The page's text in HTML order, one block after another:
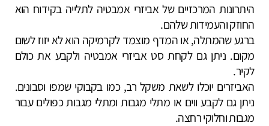
היתרונות המרכזיים של אביזרי אמבטיה לתלייה בקידוח הוא
החוזק והעמידות שלהם.
ברגע שהמתלה, או המדף מוצמד לקרמיקה הוא לא יזוז לשום
מקום. ניתן גם לקחת סט אביזרי אמבטיה ולקבע את כולם
לקיר.
האביזרים יוכלו לשאת משקל רב, כמו בקבוקי שמפו וסבונים.
ניתן גם לקבע ווים או מתלי מגבות ומתלי מגבות כפולים עבור
מגבות וחלוקי רחצה.